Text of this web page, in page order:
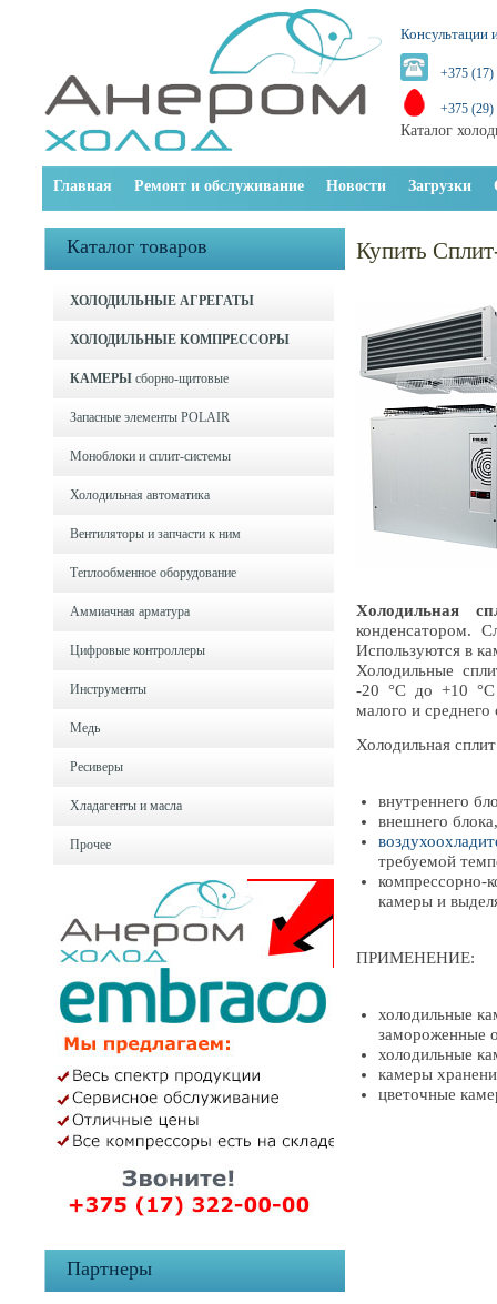
Консультации
+375 (17)
+375 (29)
Каталог
Главная Ремонт и обслуживание Новости Загрузки
Каталог товаров
ХОЛОДИЛЬНЫЕ АГРЕГАТЫ
ХОЛОДИЛЬНЫЕ КОМПРЕССОРЫ
КАМЕРЫ сборно-щитовые
Запасные элементы POLAIR
Моноблоки и cплит-системы
Холодильная автоматика
Вентиляторы и запчасти к ним
Теплообменное оборудование
Аммиачная арматура
Цифровые контроллеры
Инструменты
Медь
Ресиверы
Хладагенты и масла
Прочее
Партнеры
Купить
Холодильная
конденсатором.
Используются в
Холодильные
-20 °С до +10 °С
малого и
Холодильная
внутреннего
внешнего
требуемой
компрессорно-
камеры и
ПРИМЕНЕНИЕ:
холодильные
замороженные
холодильные
камеры
цветочные